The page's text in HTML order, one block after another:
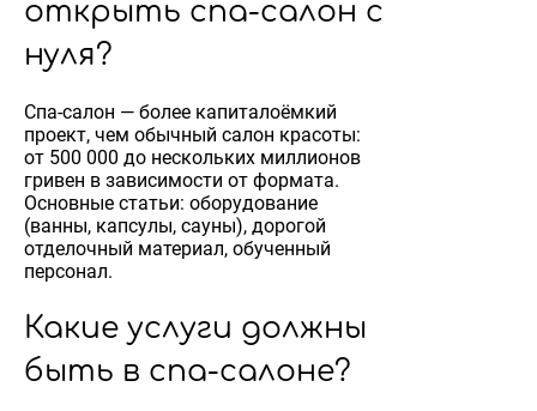
открыть спа-салон с
нуля?
Спа-салон — более капиталоёмкий
проект, чем обычный салон красоты:
от 500 000 до нескольких миллионов
гривен в зависимости от формата.
Основные статьи: оборудование
(ванны, капсулы, сауны), дорогой
отделочный материал, обученный
персонал.
Какие услуги должны
быть в спа-салоне?